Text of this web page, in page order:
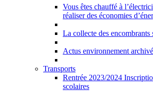
Vous êtes chauffé à
réaliser des économies
La collecte des encombrants
Actus environnement
Transports
Rentrée 2023/2024
scolaires